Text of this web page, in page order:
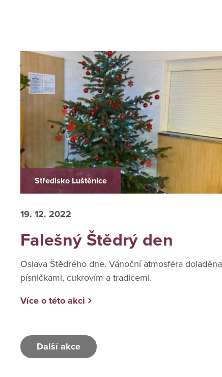
Středisko Luštěnice
19. 12. 2022
Falešný Štědrý den
Oslava Štědrého dne. Vánoční atmosféra doladěna
písničkami, cukrovím a tradicemi.
Více o této akci
Další akce